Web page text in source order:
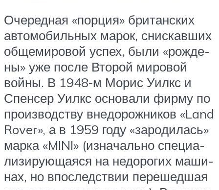
Оче­ред­ная «пор­ция» бри­тан­ских
авто­мо­биль­ных марок, снис­кав­ших
обще­ми­ро­вой успех, были «рож­де­
ны» уже после Вто­рой миро­вой
вой­ны. В 1948‑м Морис Уилкс и
Спен­сер Уилкс осно­ва­ли фир­му по
про­из­вод­ству вне­до­рож­ни­ков «Land
Rover», а в 1959 году «заро­ди­лась»
мар­ка «MINI» (изна­чаль­но спе­ци­а­
ли­зи­ру­ю­ща­я­ся на недо­ро­гих маши­
нах, но впо­след­ствии пере­шед­шая